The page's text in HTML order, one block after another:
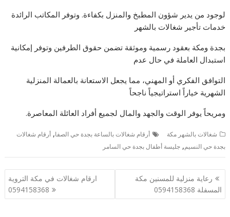
لوجود من يدير شؤون المطبخ والمنزل بكفاءة. وتوفر المكاتب الرائدة
خدمات تأجير شغالات بالشهر
بجدة ومكة بعقود رسمية وموثقة تضمن حقوق الطرفين وتوفر إمكانية
استبدال العاملة في حال عدم
التوافق الفكري أو المهني، مما يجعل الاستعانة بالعمالة المنزلية
الشهرية خياراً استراتيجياً ناجحاً
ومريحاً يوفر الوقت والجهد والمال لجميع أفراد العائلة المعاصرة.
شغالات بالشهر مكة أرقام شغالات بالساعة بجدة حي الصفا,أرقام شغالات
بجدة حي النسيم,جليسة أطفال بجدة حي السامر
تصفّح
المقالات
رعاية منزلية للمسنين مكة
المسفلة 0594158368
ارقام شغالات في مكة التروية
0594158368